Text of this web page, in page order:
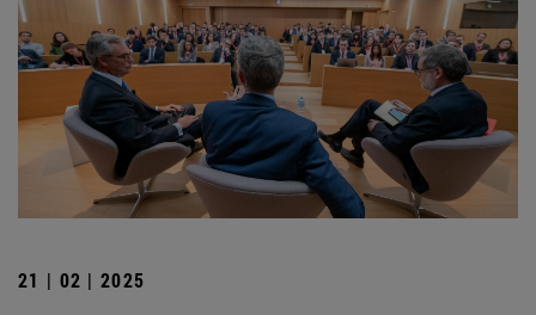
21 | 02 | 2025